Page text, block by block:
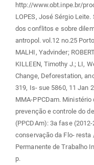
http://www.obt.inpe.br/
LOPES, José Sérgio
dos conflitos e sobre
antropol. vol.12 no.25
MALHI, Yadvinder;
KILLEEN, Timothy J.; LI,
Change, Deforestation,
319, Is- sue 5860, 11 Jan
MMA-PPCDam.
prevenção e controle do
(PPCDAm): 3a fase
conservação da Flo-
Permanente de Trabalho
p.